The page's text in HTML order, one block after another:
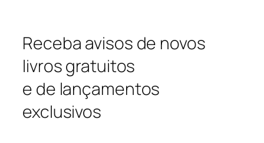
Receba avisos de novos
livros gratuitos
e de lançamentos
exclusivos